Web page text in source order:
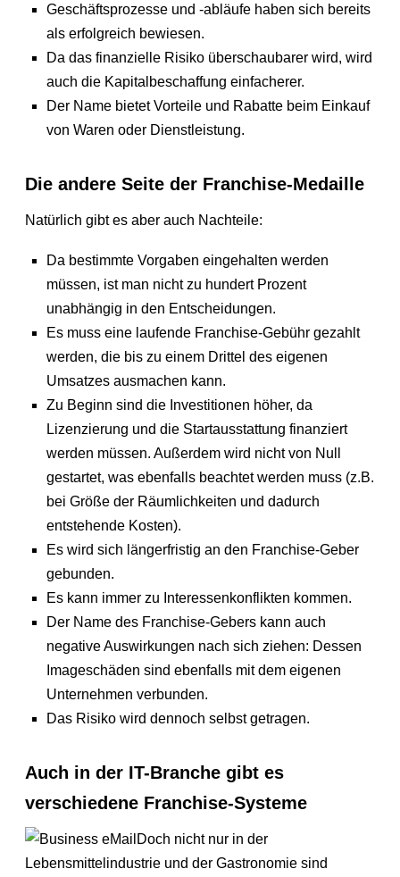
Geschäftsprozesse und -abläufe haben sich bereits
als erfolgreich bewiesen.
Da das finanzielle Risiko überschaubarer wird, wird
auch die Kapitalbeschaffung einfacherer.
Der Name bietet Vorteile und Rabatte beim Einkauf
von Waren oder Dienstleistung.
Die andere Seite der Franchise-Medaille
Natürlich gibt es aber auch Nachteile:
Da bestimmte Vorgaben eingehalten werden
müssen, ist man nicht zu hundert Prozent
unabhängig in den Entscheidungen.
Es muss eine laufende Franchise-Gebühr gezahlt
werden, die bis zu einem Drittel des eigenen
Umsatzes ausmachen kann.
Zu Beginn sind die Investitionen höher, da
Lizenzierung und die Startausstattung finanziert
werden müssen. Außerdem wird nicht von Null
gestartet, was ebenfalls beachtet werden muss (z.B.
bei Größe der Räumlichkeiten und dadurch
entstehende Kosten).
Es wird sich längerfristig an den Franchise-Geber
gebunden.
Es kann immer zu Interessenkonflikten kommen.
Der Name des Franchise-Gebers kann auch
negative Auswirkungen nach sich ziehen: Dessen
Imageschäden sind ebenfalls mit dem eigenen
Unternehmen verbunden.
Das Risiko wird dennoch selbst getragen.
Auch in der IT-Branche gibt es
verschiedene Franchise-Systeme
Doch nicht nur in der
Lebensmittelindustrie und der Gastronomie sind